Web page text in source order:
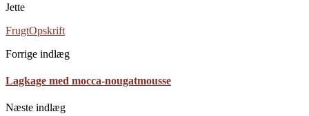
Jette
FrugtOpskrift
Forrige indlæg
Lagkage med mocca-nougatmousse
Næste indlæg